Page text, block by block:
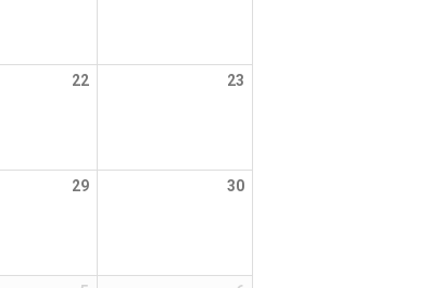
22 23
29 30